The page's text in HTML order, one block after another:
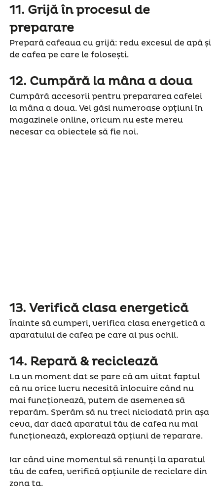
11. Grijă în procesul de
preparare
Prepară cafeaua cu grijă: redu excesul de apă și
de cafea pe care le folosești.
12. Cumpără la mâna a doua
Cumpără accesorii pentru prepararea cafelei
la mâna a doua. Vei găsi numeroase opțiuni în
magazinele online, oricum nu este mereu
necesar ca obiectele să fie noi.
13. Verifică clasa energetică
Înainte să cumperi, verifica clasa energetică a
aparatului de cafea pe care ai pus ochii.
14. Repară & reciclează
La un moment dat se pare că am uitat faptul
că nu orice lucru necesită înlocuire când nu
mai funcționează, putem de asemenea să
reparăm. Sperăm să nu treci niciodată prin așa
ceva, dar dacă aparatul tău de cafea nu mai
funcționează, explorează opțiuni de reparare.
Iar când vine momentul să renunți la aparatul
tău de cafea, verifică opțiunile de reciclare din
zona ta.